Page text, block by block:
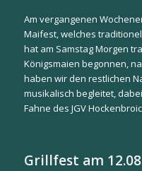
Am vergangenen
Maifest, welches
hat am Samstag Morgen
Königsmaien begonnen,
haben wir den restlichen
musikalisch begleitet,
Fahne des JGV
Grillfest am